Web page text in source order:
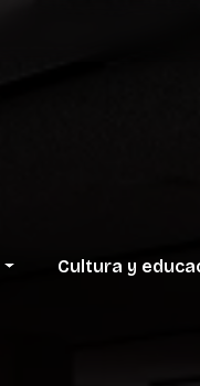
Cultura y